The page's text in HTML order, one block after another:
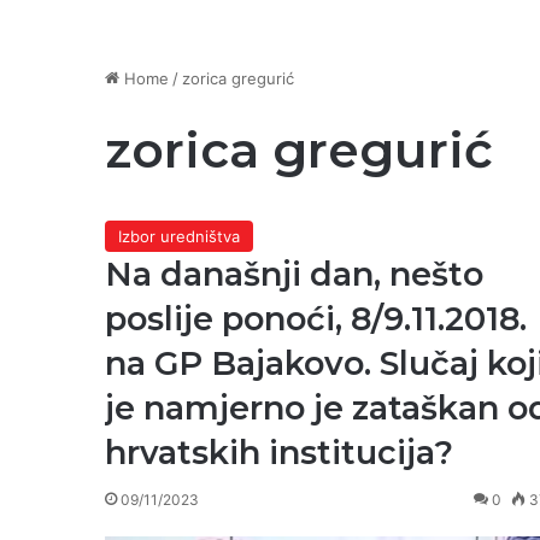
Home / zorica gregurić
zorica gregurić
Izbor uredništva
Na današnji dan, nešto
poslije ponoći, 8/9.11.2018.
na GP Bajakovo. Slučaj
je namjerno je zataškan
hrvatskih institucija?
09/11/2023 0